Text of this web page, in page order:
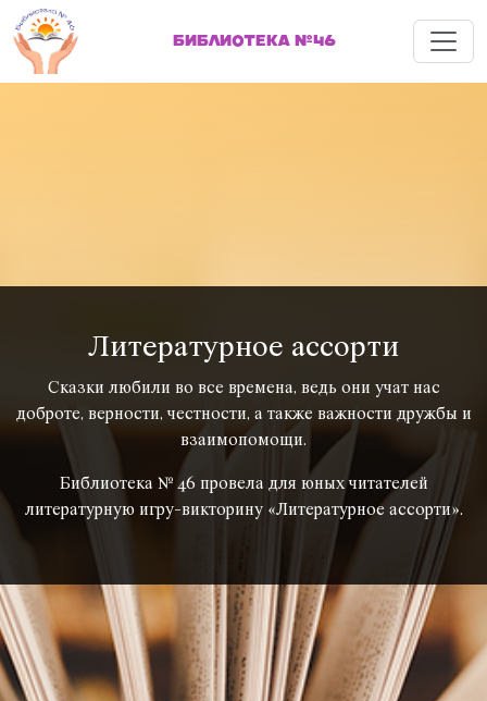
БИБЛИОТЕКА №46 Меню
Литературное ассорти
Сказки любили во все времена, ведь они учат нас
доброте, верности, честности, а также важности дружбы и
взаимопомощи.
Библиотека № 46 провела для юных читателей
литературную игру-викторину «Литературное ассорти».